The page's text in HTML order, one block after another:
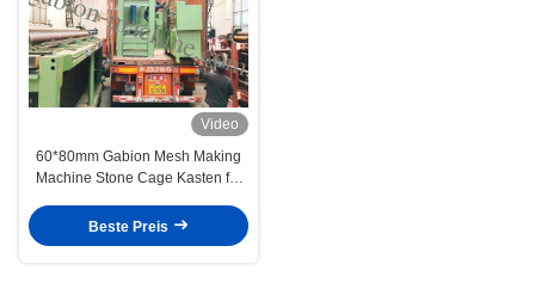
Video
60*80mm Gabion Mesh Making
Machine Stone Cage Kasten für
Beste Preis